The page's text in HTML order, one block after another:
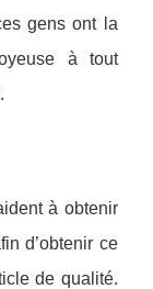
gens ont la
à tout
à obtenir
d’obtenir ce
de qualité.